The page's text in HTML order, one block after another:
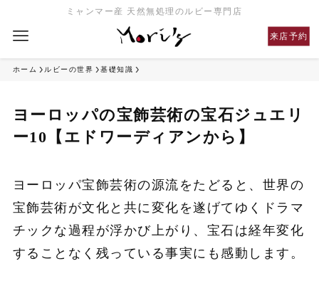
ミャンマー産 天然無処理のルビー専門店
来店予約
ホーム ルビーの世界 基礎知識
ヨーロッパの宝飾芸術の宝石ジュエリ
ー10【エドワーディアンから】
ヨーロッパ宝飾芸術の源流をたどると、世界の
宝飾芸術が文化と共に変化を遂げてゆくドラマ
チックな過程が浮かび上がり、宝石は経年変化
することなく残っている事実にも感動します。